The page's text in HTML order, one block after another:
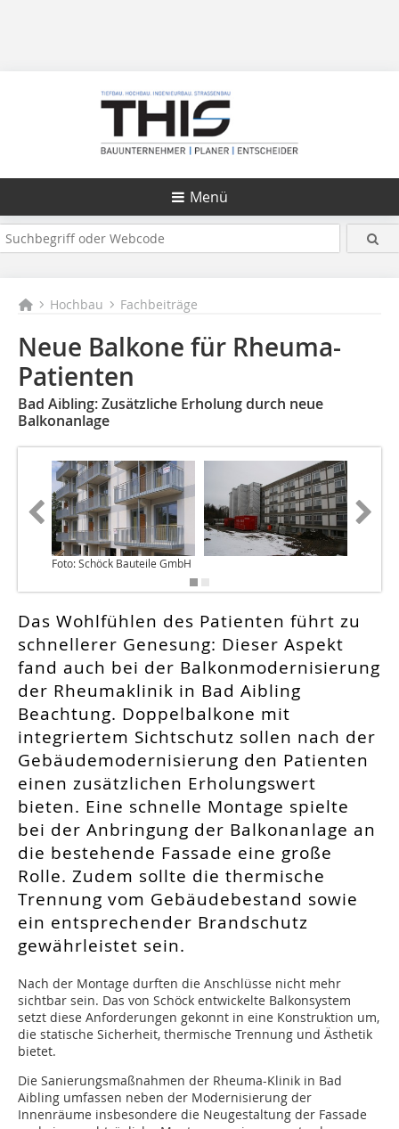
Menü
Hochbau Fachbeiträge
Neue Balkone für Rheuma-
Patienten
Bad Aibling: Zusätzliche Erholung durch neue
Balkonanlage
Foto: Schöck Bauteile GmbH
Das Wohlfühlen des Patienten führt zu
schnellerer Genesung: Dieser Aspekt
fand auch bei der Balkonmodernisierung
der Rheumaklinik in Bad Aibling
Beachtung. Doppelbalkone mit
integriertem Sichtschutz sollen nach der
Gebäudemodernisierung den Patienten
einen zusätzlichen Erholungswert
bieten. Eine schnelle Montage spielte
bei der Anbringung der Balkonanlage an
die bestehende Fassade eine große
Rolle. Zudem sollte die thermische
Trennung vom Gebäudebestand sowie
ein entsprechender Brandschutz
gewährleistet sein.
Nach der Montage durften die Anschlüsse nicht mehr
sichtbar sein. Das von Schöck entwickelte Balkonsystem
setzt diese Anforderungen gekonnt in eine Konstruktion um,
die statische Sicherheit, thermische Trennung und Ästhetik
bietet.
Die Sanierungsmaßnahmen der Rheuma-Klinik in Bad
Aibling umfassen neben der Modernisierung der
Innenräume insbesondere die Neugestaltung der Fassade